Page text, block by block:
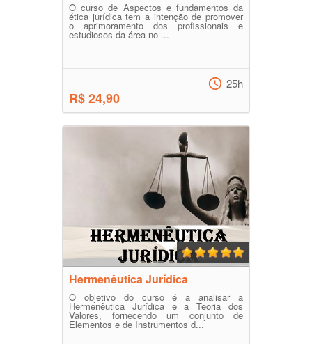
O curso de Aspectos e fundamentos da
ética jurídica tem a intenção de promover
o aprimoramento dos profissionais e
estudiosos da área no ...
R$ 24,90
25h
Hermenêutica Jurídica
O objetivo do curso é a analisar a
Hermenêutica Jurídica e a Teoria dos
Valores, fornecendo um conjunto de
Elementos e de Instrumentos d...